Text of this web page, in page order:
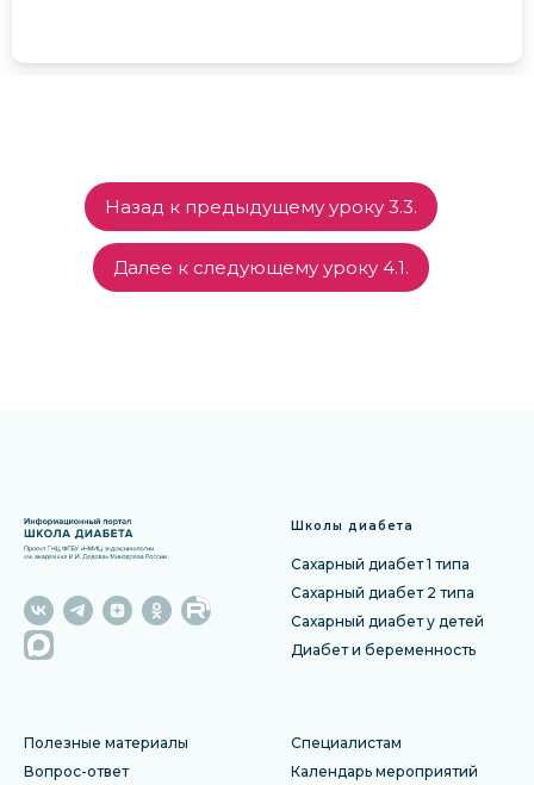
Назад к предыдущему уроку 3.3.
Далее к следующему уроку 4.1.
Школы диабета
Сахарный диабет 1 типа
Сахарный диабет 2 типа
Сахарный диабет у детей
Диабет и беременность
Полезные материалы
Вопрос-ответ
Специалистам
Календарь мероприятий